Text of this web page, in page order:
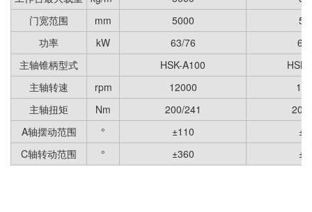
门宽范围
mm 5000
功率
kW 63/76
主轴锥柄型式
HSK-A100
主轴转速
rpm 12000
主轴扭矩
Nm 200/241
A轴摆动范围
° ±110
C轴转动范围
° ±360